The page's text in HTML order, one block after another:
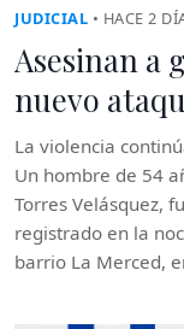
JUDICIAL • HACE 2
Asesinan a
nuevo
La violencia
Un hombre de 54
Torres Velásquez,
registrado en la
barrio La Merced,